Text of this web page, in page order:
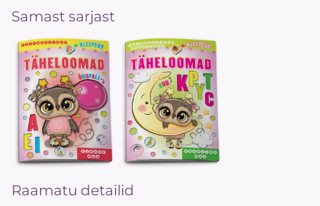
Samast sarjast
Raamatu detailid